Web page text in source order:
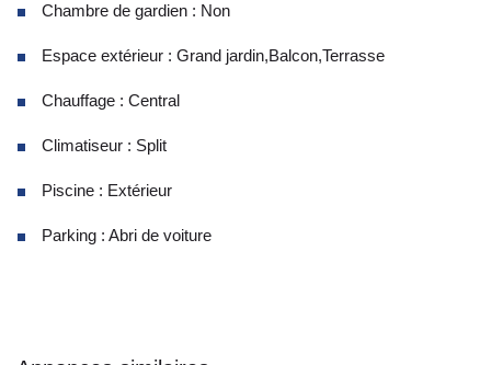
Chambre de gardien : Non
Espace extérieur : Grand jardin,Balcon,Terrasse
Chauffage : Central
Climatiseur : Split
Piscine : Extérieur
Parking : Abri de voiture